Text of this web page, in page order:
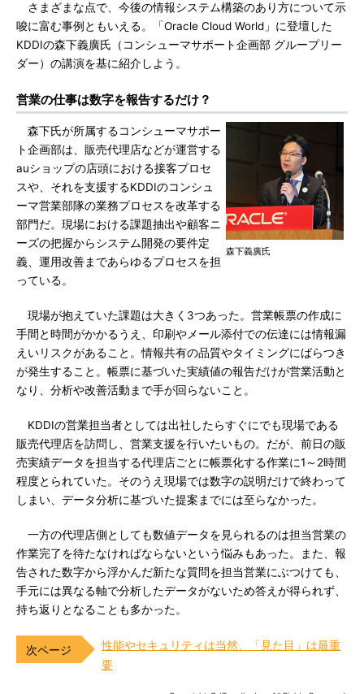
さまざまな点で、今後の情報システム構築のあり方について示
唆に富む事例ともいえる。「Oracle Cloud World」に登壇した
KDDIの森下義廣氏（コンシューマサポート企画部 グループリー
ダー）の講演を基に紹介しよう。
営業の仕事は数字を報告するだけ？
森下義廣氏
森下氏が所属するコンシューマサポー
ト企画部は、販売代理店などが運営する
auショップの店頭における接客プロセ
スや、それを支援するKDDIのコンシュ
ーマ営業部隊の業務プロセスを改革する
部門だ。現場における課題抽出や顧客ニ
ーズの把握からシステム開発の要件定
義、運用改善まであらゆるプロセスを担
っている。
現場が抱えていた課題は大きく3つあった。営業帳票の作成に
手間と時間がかかるうえ、印刷やメール添付での伝達には情報漏
えいリスクがあること。情報共有の品質やタイミングにばらつき
が発生すること。帳票に基づいた実績値の報告だけが営業活動と
なり、分析や改善活動まで手が回らないこと。
KDDIの営業担当者としては出社したらすぐにでも現場である
販売代理店を訪問し、営業支援を行いたいもの。だが、前日の販
売実績データを担当する代理店ごとに帳票化する作業に1～2時間
程度とられていた。そのうえ現場では数字の説明だけで終わって
しまい、データ分析に基づいた提案までには至らなかった。
一方の代理店側としても数値データを見られるのは担当営業の
作業完了を待たなければならないという悩みもあった。また、報
告された数字から浮かんだ新たな質問を担当営業にぶつけても、
手元には異なる軸で分析したデータがないため答えが得られず、
持ち返りとなることも多かった。
性能やセキュリティは当然、「見た目」は最重
要